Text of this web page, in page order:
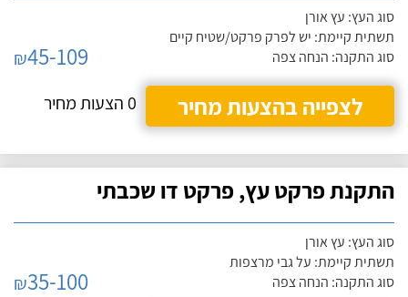
סוג העץ: עץ אורן
תשתית קיימת: יש לפרק פרקט/שטיח קיים
סוג התקנה: הנחה צפה
₪45-109
לצפייה בהצעות מחיר
0 הצעות מחיר
התקנת פרקט עץ, פרקט דו שכבתי
סוג העץ: עץ אורן
תשתית קיימת: על גבי מרצפות
סוג התקנה: הנחה צפה
₪35-100